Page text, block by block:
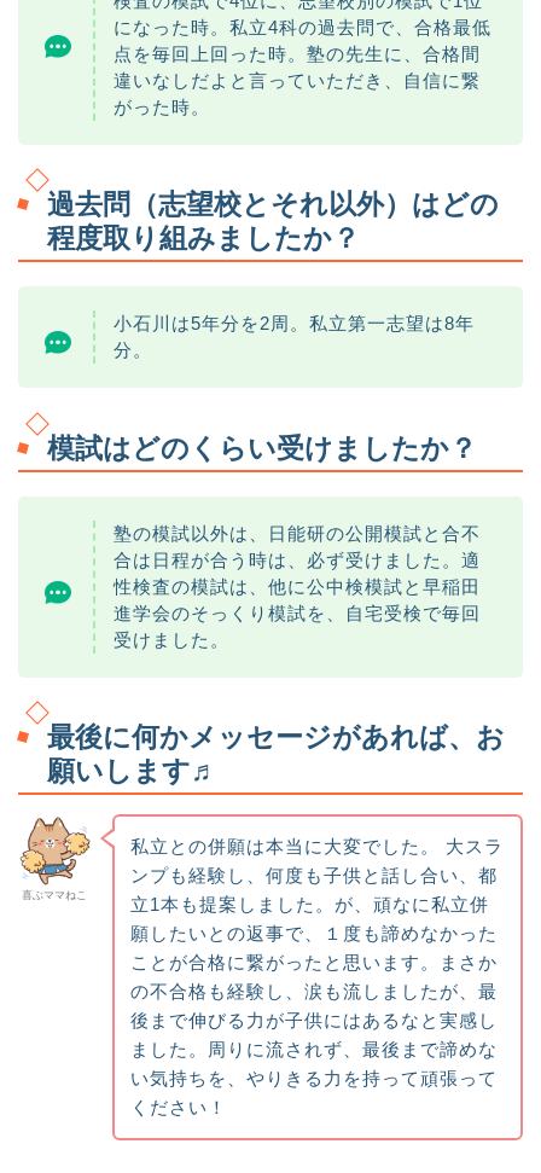
になった時。私立4科の過去問で、合格最低
点を毎回上回った時。塾の先生に、合格間
違いなしだよと言っていただき、自信に繋
がった時。
過去問（志望校とそれ以外）はどの
程度取り組みましたか？
小石川は5年分を2周。私立第一志望は8年
分。
模試はどのくらい受けましたか？
塾の模試以外は、日能研の公開模試と合不
合は日程が合う時は、必ず受けました。適
性検査の模試は、他に公中検模試と早稲田
進学会のそっくり模試を、自宅受検で毎回
受けました。
最後に何かメッセージがあれば、お
願いします♬
喜ぶママねこ
私立との併願は本当に大変でした。 大スラ
ンプも経験し、何度も子供と話し合い、都
立1本も提案しました。が、頑なに私立併
願したいとの返事で、１度も諦めなかった
ことが合格に繋がったと思います。まさか
の不合格も経験し、涙も流しましたが、最
後まで伸びる力が子供にはあるなと実感し
ました。周りに流されず、最後まで諦めな
い気持ちを、やりきる力を持って頑張って
ください！